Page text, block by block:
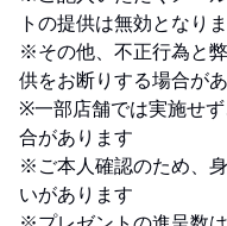
トの提供は無効となり
※その他、不正行為と
供をお断りする場合が
※一部店舗では実施せ
合があります
※ご本人確認のため、
いがあります